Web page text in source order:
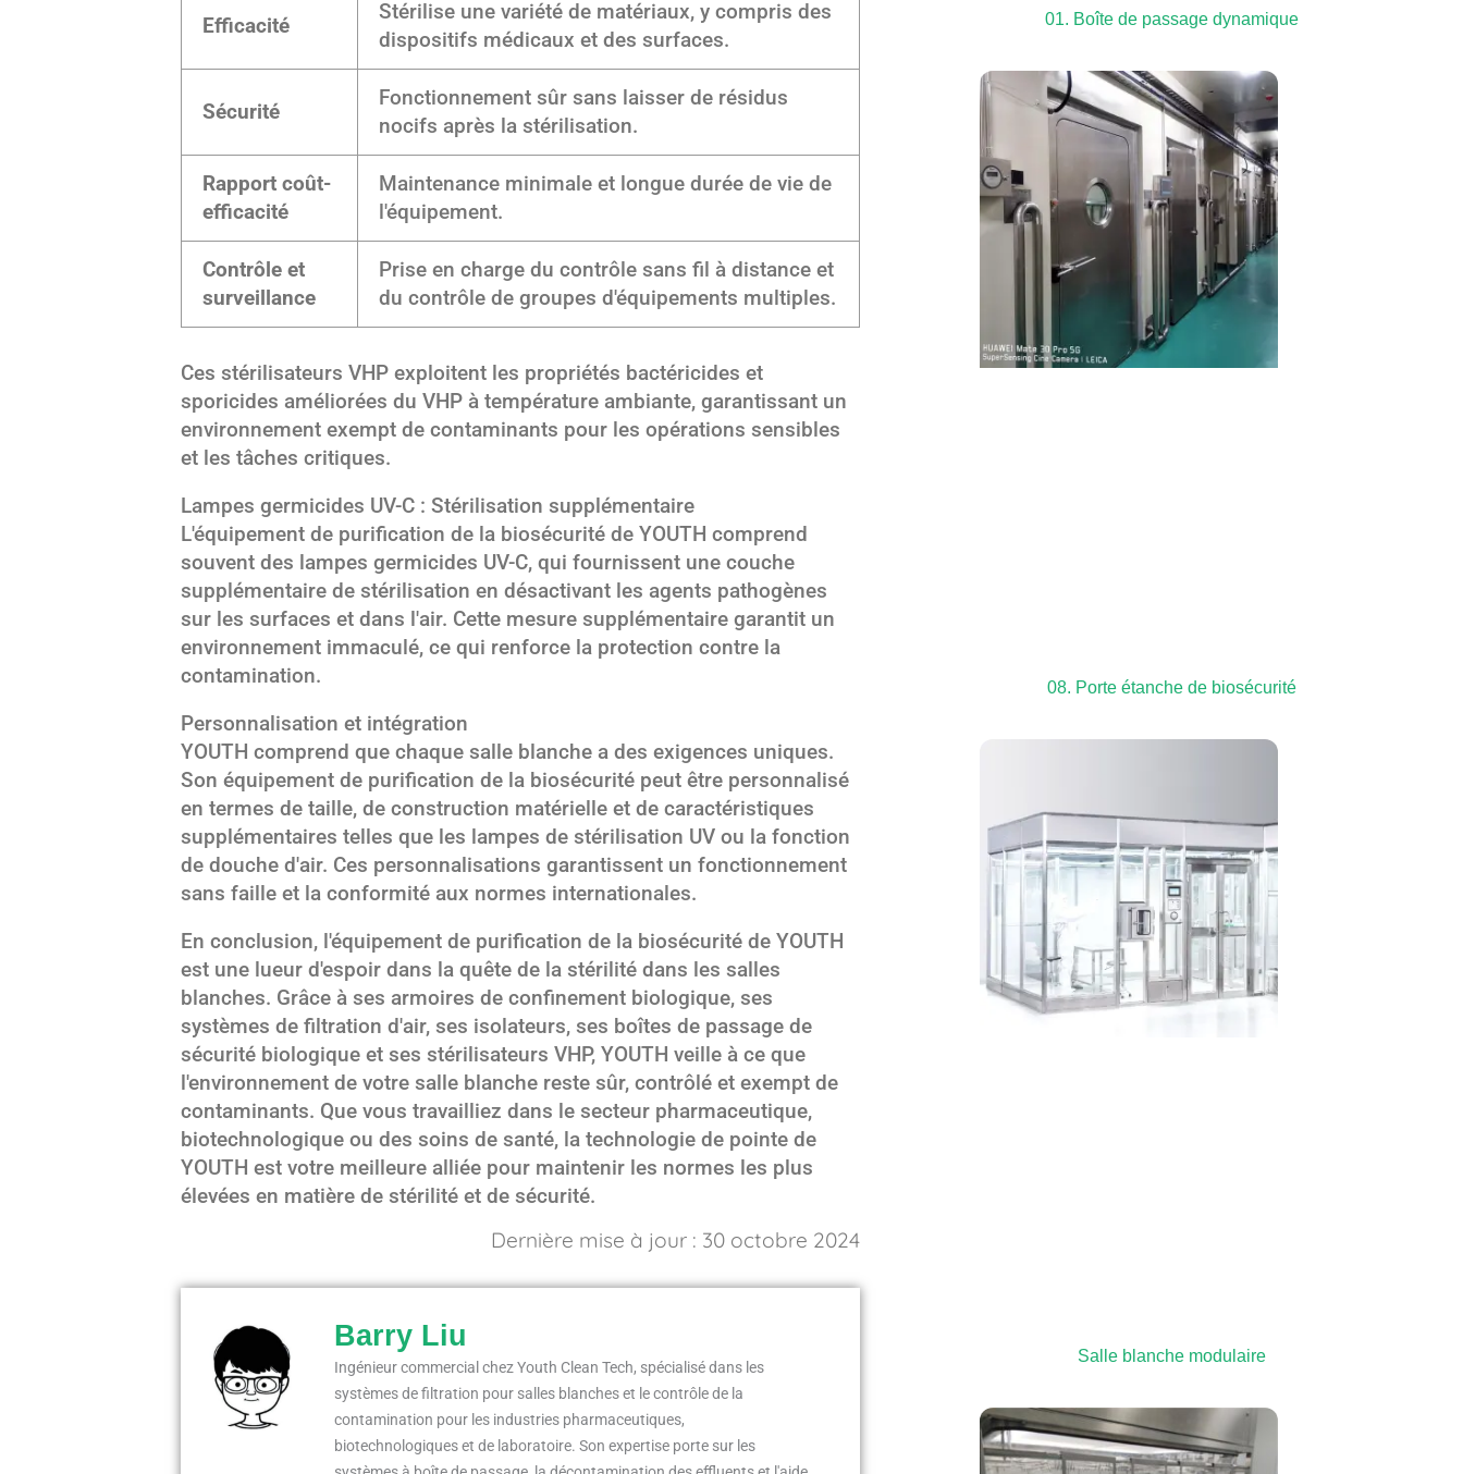
Efficacité
Stérilise une variété de matériaux, y compris des
dispositifs médicaux et des surfaces.
Sécurité
Fonctionnement sûr sans laisser de résidus
nocifs après la stérilisation.
Rapport coût-
efficacité
Maintenance minimale et longue durée de vie de
l'équipement.
Contrôle et
surveillance
Prise en charge du contrôle sans fil à distance et
du contrôle de groupes d'équipements multiples.
Ces stérilisateurs VHP exploitent les propriétés bactéricides et
sporicides améliorées du VHP à température ambiante, garantissant un
environnement exempt de contaminants pour les opérations sensibles
et les tâches critiques.
Lampes germicides UV-C : Stérilisation supplémentaire
L'équipement de purification de la biosécurité de YOUTH comprend
souvent des lampes germicides UV-C, qui fournissent une couche
supplémentaire de stérilisation en désactivant les agents pathogènes
sur les surfaces et dans l'air. Cette mesure supplémentaire garantit un
environnement immaculé, ce qui renforce la protection contre la
contamination.
Personnalisation et intégration
YOUTH comprend que chaque salle blanche a des exigences uniques.
Son équipement de purification de la biosécurité peut être personnalisé
en termes de taille, de construction matérielle et de caractéristiques
supplémentaires telles que les lampes de stérilisation UV ou la fonction
de douche d'air. Ces personnalisations garantissent un fonctionnement
sans faille et la conformité aux normes internationales.
En conclusion, l'équipement de purification de la biosécurité de YOUTH
est une lueur d'espoir dans la quête de la stérilité dans les salles
blanches. Grâce à ses armoires de confinement biologique, ses
systèmes de filtration d'air, ses isolateurs, ses boîtes de passage de
sécurité biologique et ses stérilisateurs VHP, YOUTH veille à ce que
l'environnement de votre salle blanche reste sûr, contrôlé et exempt de
contaminants. Que vous travailliez dans le secteur pharmaceutique,
biotechnologique ou des soins de santé, la technologie de pointe de
YOUTH est votre meilleure alliée pour maintenir les normes les plus
élevées en matière de stérilité et de sécurité.
Dernière mise à jour : 30 octobre 2024
Barry Liu
Ingénieur commercial chez Youth Clean Tech, spécialisé dans les
systèmes de filtration pour salles blanches et le contrôle de la
contamination pour les industries pharmaceutiques,
biotechnologiques et de laboratoire. Son expertise porte sur les
01. Boîte de passage dynamique
08. Porte étanche de biosécurité
Salle blanche modulaire